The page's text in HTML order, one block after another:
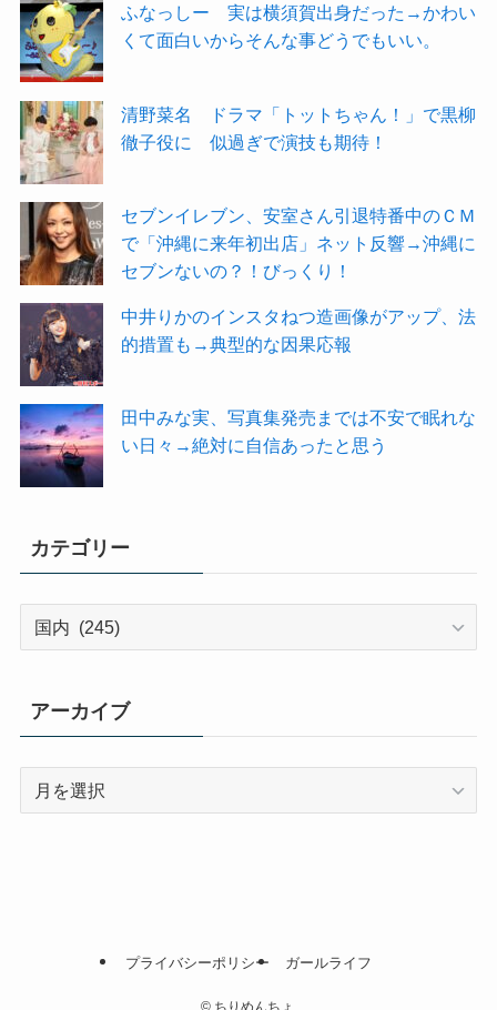
ふなっしー 実は横須賀出身だった→かわい
くて面白いからそんな事どうでもいい。
清野菜名 ドラマ「トットちゃん！」で黒柳
徹子役に 似過ぎで演技も期待！
セブンイレブン、安室さん引退特番中のＣＭ
で「沖縄に来年初出店」ネット反響→沖縄に
セブンないの？！びっくり！
中井りかのインスタねつ造画像がアップ、法
的措置も→典型的な因果応報
田中みな実、写真集発売までは不安で眠れな
い日々→絶対に自信あったと思う
カテゴリー
カ
リ
ー
アーカイブ
プライバシーポリシー ガールライフ
©ちりめんちょ.